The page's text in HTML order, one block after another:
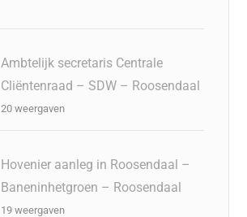
Ambtelijk secretaris Centrale
Cliëntenraad – SDW – Roosendaal
20 weergaven
Hovenier aanleg in Roosendaal –
Baneninhetgroen – Roosendaal
19 weergaven